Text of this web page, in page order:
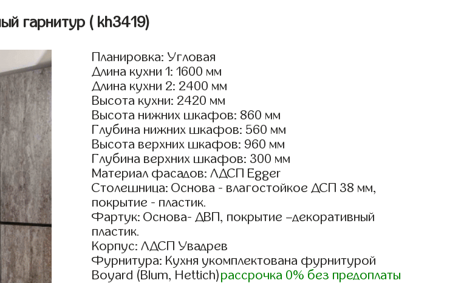
гарнитур ( kh3419)
Планировка: Угловая
Длина кухни 1: 1600 мм
Длина кухни 2: 2400 мм
Высота кухни: 2420 мм
Высота нижних шкафов: 860 мм
Глубина нижних шкафов: 560 мм
Высота верхних шкафов: 960 мм
Глубина верхних шкафов: 300 мм
Материал фасадов: ЛДСП Egger
Столешница: Основа - влагостойкое ДСП 38 мм,
покрытие - пластик.
Фартук: Основа- ДВП, покрытие –декоративный
пластик.
Корпус: ЛДСП Увадрев
Фурнитура: Кухня укомплектована фурнитурой
Boyard (Blum, Hettich)рассрочка 0% без предоплаты